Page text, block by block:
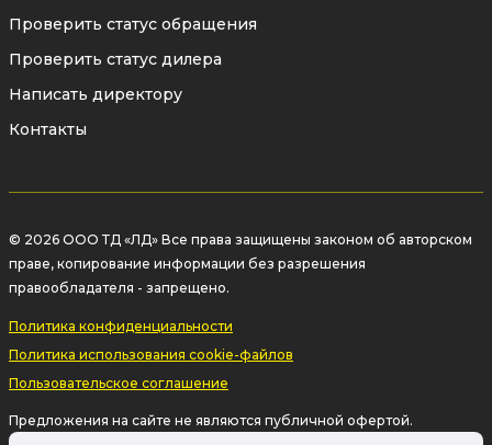
Проверить статус обращения
Проверить статус дилера
Написать директору
Контакты
© 2026 ООО ТД «ЛД» Все права защищены законом об авторском
праве, копирование информации без разрешения
правообладателя - запрещено.
Политика конфиденциальности
Политика использования cookie-файлов
Пользовательское соглашение
Предложения на сайте не являются публичной офертой.